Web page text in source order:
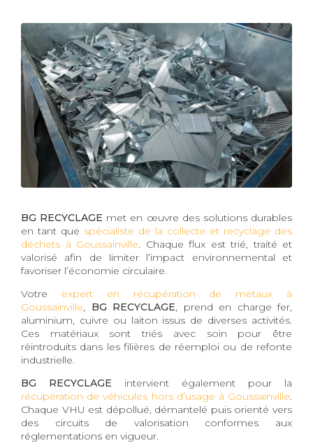
BG RECYCLAGE met en œuvre des solutions durables
en tant que spécialiste de la collecte et recyclage des
déchets à Goussainville. Chaque flux est trié, traité et
valorisé afin de limiter l’impact environnemental et
favoriser l’économie circulaire.
Votre expert en récupération de métaux à
Goussainville, BG RECYCLAGE, prend en charge fer,
aluminium, cuivre ou laiton issus de diverses activités.
Ces matériaux sont triés avec soin pour être
réintroduits dans les filières de réemploi ou de refonte
industrielle.
BG RECYCLAGE intervient également pour la
récupération de véhicules hors d’usage à Goussainville.
Chaque VHU est dépollué, démantelé puis orienté vers
des circuits de valorisation conformes aux
réglementations en vigueur.